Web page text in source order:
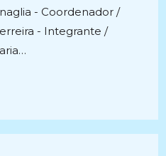
- Coordenador /
- Integrante /